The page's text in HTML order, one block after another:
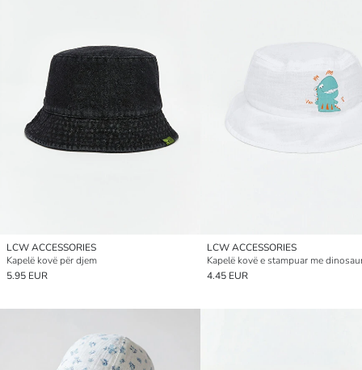
LCW ACCESSORIES
Kapelë kovë për djem
5.95 EUR
LCW ACCESSORIES
4.45 EUR